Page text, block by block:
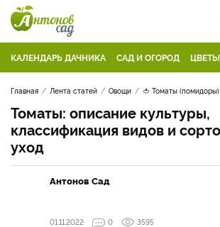
КАЛЕНДАРЬ ДАЧНИКА САД И ОГОРОД
Главная Лента статей Овощи 🍅 Томаты (помидоры)
Томаты: описание культуры,
классификация видов и
уход
Антонов Сад
01.11.2022
0 3595